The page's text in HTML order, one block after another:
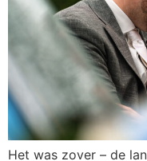
Het was zover – de